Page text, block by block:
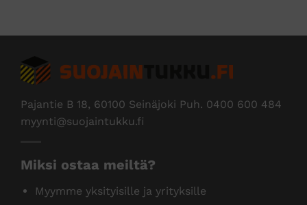
Pajantie B 18, 60100 Seinäjoki Puh. 0400 600 484
myynti@suojaintukku.fi
Miksi ostaa meiltä?
Myymme yksityisille ja yrityksille